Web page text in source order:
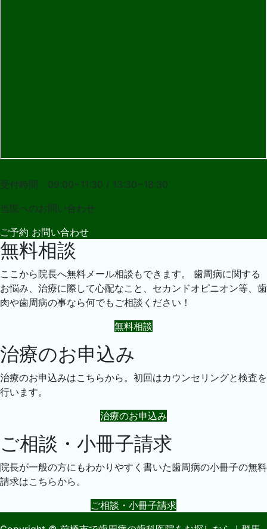
受付時間：09:00~11:30 / 13:30~18:30
当院へのお問い合わせ
ご予約 お問い合わせ
無料相談
ここから院長へ無料メール相談もできます。 歯周病に関する
お悩み、治療に際して心配なこと、セカンドオピニオン等、歯
肉や歯周病の事なら何でもご相談ください！
無料相談
治療のお申込み
治療のお申込みはこちらから。初回はカウンセリングと検査を
行います。
治療のお申込み
ご相談・小冊子請求
院長が一般の方にもわかりやすく書いた歯周病の小冊子の無料
請求はこちらから。
ご相談・小冊子請求